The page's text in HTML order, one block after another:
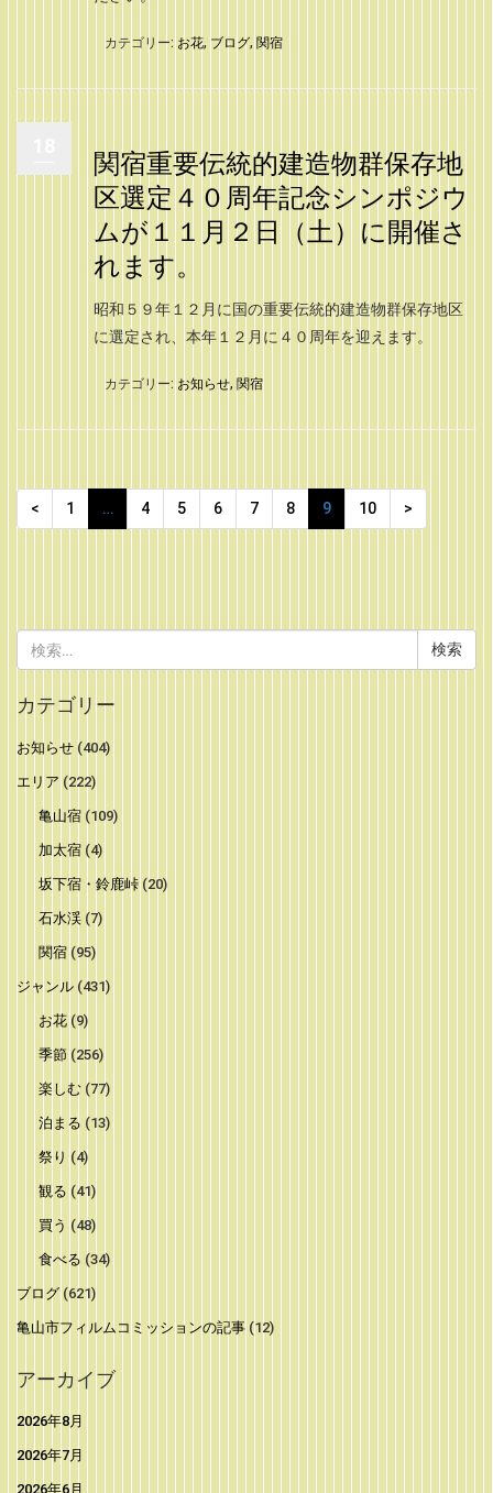
カテゴリー: お花, ブログ, 関宿
関宿重要伝統的建造物群保存地
区選定４０周年記念シンポジウ
ムが１１月２日（土）に開催さ
れます。
昭和５９年１２月に国の重要伝統的建造物群保存地区
に選定され、本年１２月に４０周年を迎えます。
カテゴリー: お知らせ, 関宿
< 1 … 4 5 6 7 8 9 10 >
索:
カテゴリー
お知らせ (404)
エリア (222)
亀山宿(109)
加太宿(4)
坂下宿・鈴鹿峠(20)
石水渓(7)
関宿(95)
ジャンル (431)
お花(9)
季節 (256)
楽しむ (77)
泊まる (13)
祭り (4)
観る (41)
買う (48)
食べる (34)
ブログ (621)
亀山市フィルムコミッションの記事 (12)
アーカイブ
2026年8月
2026年7月
2026年6月